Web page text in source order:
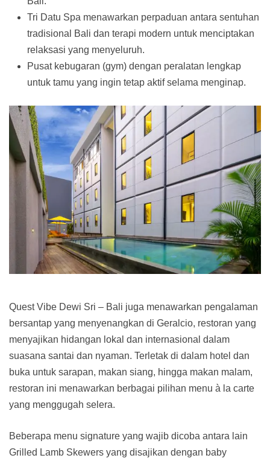
Tri Datu Spa menawarkan perpaduan antara sentuhan
tradisional Bali dan terapi modern untuk menciptakan
relaksasi yang menyeluruh.
Pusat kebugaran (gym) dengan peralatan lengkap
untuk tamu yang ingin tetap aktif selama menginap.
Quest Vibe Dewi Sri – Bali juga menawarkan pengalaman
bersantap yang menyenangkan di Geralcio, restoran yang
menyajikan hidangan lokal dan internasional dalam
suasana santai dan nyaman. Terletak di dalam hotel dan
buka untuk sarapan, makan siang, hingga makan malam,
restoran ini menawarkan berbagai pilihan menu à la carte
yang menggugah selera.
Beberapa menu signature yang wajib dicoba antara lain
Grilled Lamb Skewers yang disajikan dengan baby